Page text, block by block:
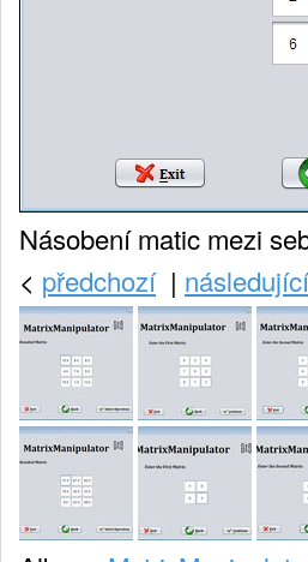
Násobení matic mezi
< předchozí| následující